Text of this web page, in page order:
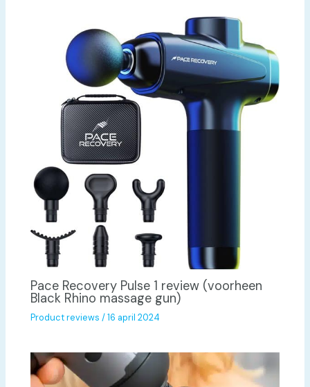
Pace Recovery Pulse 1 review (voorheen
Black Rhino massage gun)
Product reviews /16 april 2024